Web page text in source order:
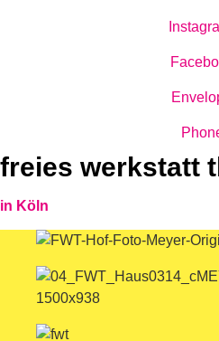
freies werkstatt
in Köln